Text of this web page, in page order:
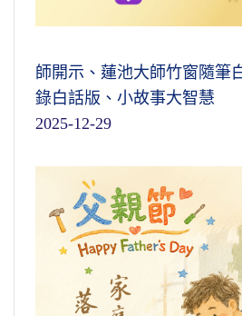
師開示、蓮池大師竹窗隨筆
錄白話版、小故事大智慧
2025-12-29